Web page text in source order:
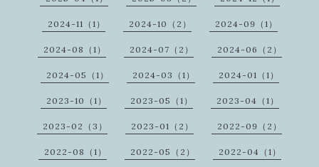
2024-11（1） 2024-10（2） 2024-09（1）
2024-08（1） 2024-07（2） 2024-06（2）
2024-05（1） 2024-03（1） 2024-01（1）
2023-10（1） 2023-05（1） 2023-04（1）
2023-02（3） 2023-01（2） 2022-09（2）
2022-08（1） 2022-05（2） 2022-04（1）